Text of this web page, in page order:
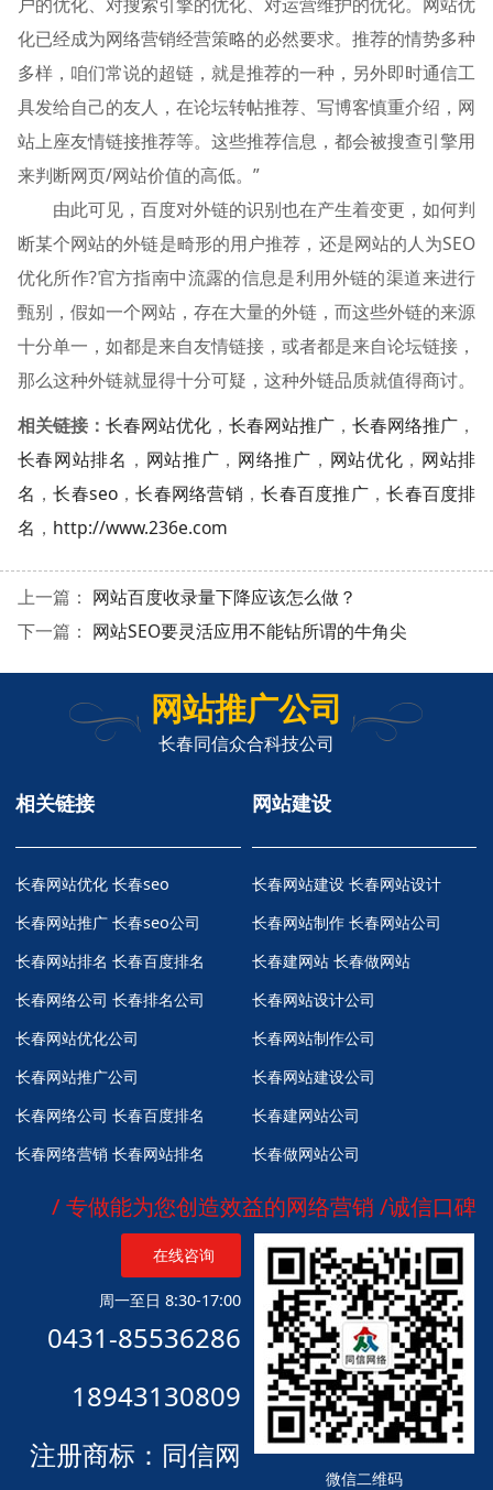
化已经成为网络营销经营策略的必然要求。推荐的情势多种
多样，咱们常说的超链，就是推荐的一种，另外即时通信工
具发给自己的友人，在论坛转帖推荐、写博客慎重介绍，网
站上座友情链接推荐等。这些推荐信息，都会被搜查引擎用
来判断网页/网站价值的高低。”
由此可见，百度对外链的识别也在产生着变更，如何判
断某个网站的外链是畸形的用户推荐，还是网站的人为SEO
优化所作?官方指南中流露的信息是利用外链的渠道来进行
甄别，假如一个网站，存在大量的外链，而这些外链的来源
十分单一，如都是来自友情链接，或者都是来自论坛链接，
那么这种外链就显得十分可疑，这种外链品质就值得商讨。
相关链接： 长春网站优化，长春网站推广 ，长春网络推广 ，
长春网站排名 ， 网站推广 ， 网络推广 ， 网站优化 ， 网站排
名 ，长春seo，长春网络营销 ，长春百度推广，长春百度排
名 ， http://www.236e.com
上一篇： 网站百度收录量下降应该怎么做？
下一篇： 网站SEO要灵活应用不能钻所谓的牛角尖
网站推广公司
长春同信众合科技公司
相关链接
长春网站优化 长春seo
长春网站推广 长春seo公司
长春网站排名 长春百度排名
长春网络公司 长春排名公司
长春网站优化公司
长春网站推广公司
长春网络公司 长春百度排名
长春网络营销 长春网站排名
网站建设
长春网站建设 长春网站设计
长春网站制作 长春网站公司
长春建网站 长春做网站
长春网站设计公司
长春网站制作公司
长春网站建设公司
长春建网站公司
长春做网站公司
/ 专做能为您创造效益的网络营销 /诚信口碑
在线咨询
周一至日 8:30-17:00
0431-85536286
18943130809
注册商标：同信网
微信二维码